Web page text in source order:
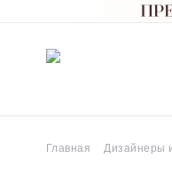
Главная Дизайнеры